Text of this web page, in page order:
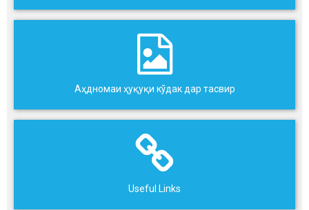
Аҳдномаи ҳуқуқи кўдак дар тасвир
Useful Links